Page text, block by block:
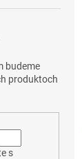
budeme
produktoch
s